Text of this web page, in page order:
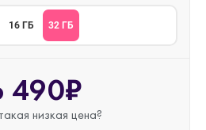
16 ГБ 32 ГБ
490₽
низкая цена?